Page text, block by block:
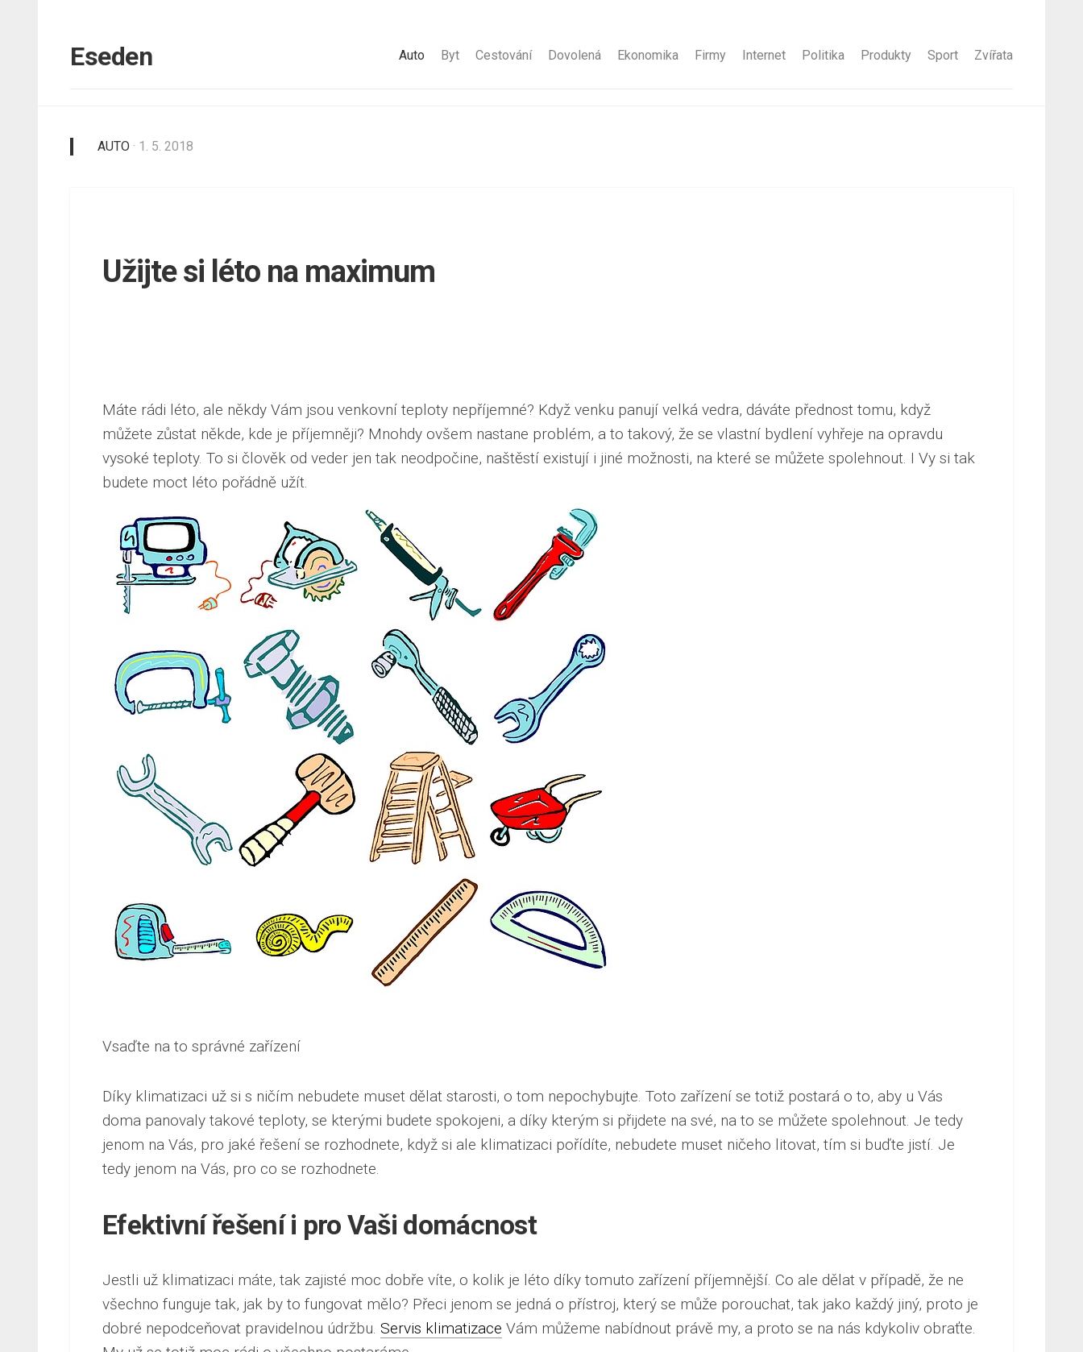
Eseden Auto Byt Cestování Dovolená Ekonomika Firmy Internet Politika Produkty Sport Zvířata
AUTO · 1. 5. 2018
Užijte si léto na maximum
Máte rádi léto, ale někdy Vám jsou venkovní teploty nepříjemné? Když venku panují velká vedra, dáváte přednost tomu, když
můžete zůstat někde, kde je příjemněji? Mnohdy ovšem nastane problém, a to takový, že se vlastní bydlení vyhřeje na opravdu
vysoké teploty. To si člověk od veder jen tak neodpočine, naštěstí existují i jiné možnosti, na které se můžete spolehnout. I Vy si tak
budete moct léto pořádně užít.
Vsaďte na to správné zařízení
Díky klimatizaci už si s ničím nebudete muset dělat starosti, o tom nepochybujte. Toto zařízení se totiž postará o to, aby u Vás
doma panovaly takové teploty, se kterými budete spokojeni, a díky kterým si přijdete na své, na to se můžete spolehnout. Je tedy
jenom na Vás, pro jaké řešení se rozhodnete, když si ale klimatizaci pořídíte, nebudete muset ničeho litovat, tím si buďte jistí. Je
tedy jenom na Vás, pro co se rozhodnete.
Efektivní řešení i pro Vaši domácnost
Jestli už klimatizaci máte, tak zajisté moc dobře víte, o kolik je léto díky tomuto zařízení příjemnější. Co ale dělat v případě, že ne
všechno funguje tak, jak by to fungovat mělo? Přeci jenom se jedná o přístroj, který se může porouchat, tak jako každý jiný, proto je
dobré nepodceňovat pravidelnou údržbu. Servis klimatizace Vám můžeme nabídnout právě my, a proto se na nás kdykoliv obraťte.